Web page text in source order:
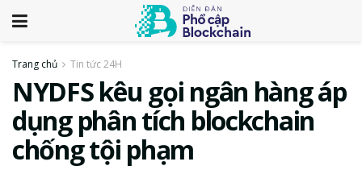
Trang chủ Tin tức 24H
NYDFS kêu gọi ngân hàng áp
dụng phân tích blockchain
chống tội phạm